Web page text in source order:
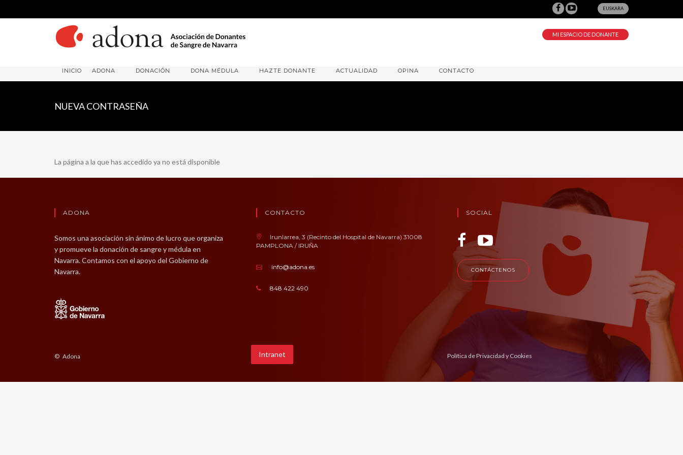
EUSKARA
MI ESPACIO DE DONANTE
INICIO ADONA DONACIÓN DONA MÉDULA HAZTE DONANTE ACTUALIDAD OPINA CONTACTO
NUEVA CONTRASEÑA
La página a la que has accedido ya no está disponible
ADONA
Somos una asociación sin ánimo de lucro que organiza
y promueve la donación de sangre y médula en
Navarra. Contamos con el apoyo del Gobierno de
Navarra.
CONTACTO
Irunlarrea, 3 (Recinto del Hospital de Navarra) 31008
PAMPLONA / IRUÑA
info@adona.es
848 422 490
SOCIAL
CONTÁCTENOS
© Adona Intranet Política de Privacidad y Cookies